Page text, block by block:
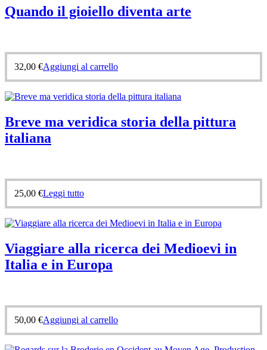
Quando il gioiello diventa arte
32,00 €Aggiungi al carrello
Breve ma veridica storia della pittura
italiana
25,00 €Leggi tutto
Viaggiare alla ricerca dei Medioevi in
Italia e in Europa
50,00 €Aggiungi al carrello